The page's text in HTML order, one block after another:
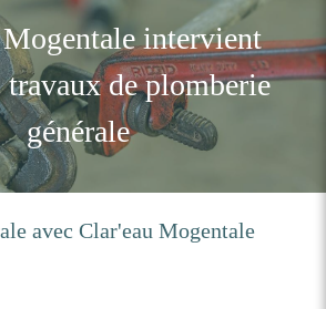
intervient
travaux de plomberie
générale
avec Clar'eau Mogentale